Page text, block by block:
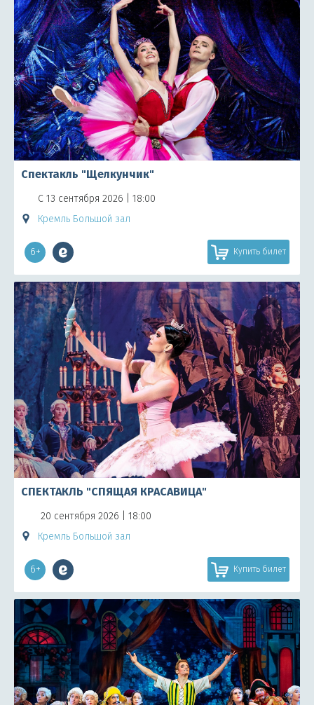
Спектакль "Щелкунчик"
С 13 сентября 2026 | 18:00
Кремль Большой зал
6+ Купить билет
СПЕКТАКЛЬ "СПЯЩАЯ КРАСАВИЦА"
20 сентября 2026 | 18:00
Кремль Большой зал
6+ Купить билет